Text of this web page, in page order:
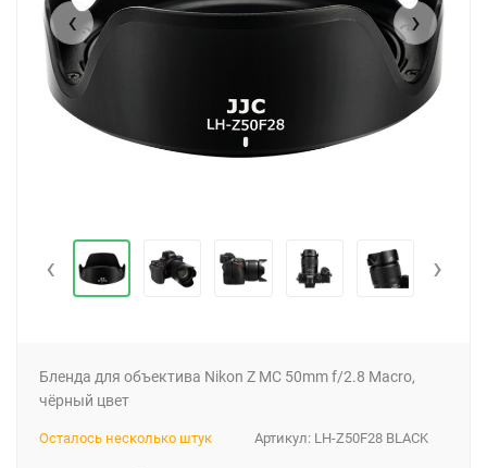
‹ ›
‹ ›
Бленда для объектива Nikon Z MC 50mm f/2.8 Macro,
чёрный цвет
Артикул: LH-Z50F28 BLACK
Осталось несколько штук